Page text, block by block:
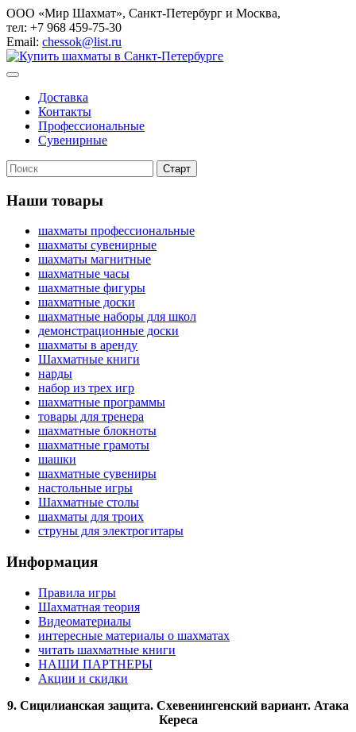
ООО «Мир Шахмат», Санкт-Петербург и Москва,
тел: +7 968 459-75-30
Email: chessok@list.ru
Доставка
Контакты
Профессиональные
Сувенирные
Наши товары
шахматы профессиональные
шахматы сувенирные
шахматы магнитные
шахматные часы
шахматные фигуры
шахматные доски
шахматные наборы для школ
демонстрационные доски
шахматы в аренду
Шахматные книги
нарды
набор из трех игр
шахматные программы
товары для тренера
шахматные блокноты
шахматные грамоты
шашки
шахматные сувениры
настольные игры
Шахматные столы
шахматы для троих
струны для электрогитары
Информация
Правила игры
Шахматная теория
Видеоматериалы
интересные материалы о шахматах
читать шахматные книги
НАШИ ПАРТНЕРЫ
Акции и скидки
9. Сицилианская защита. Схевенингенский вариант. Атака
Кереса